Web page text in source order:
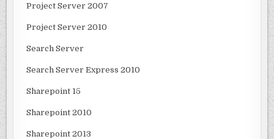
Project Server 2007
Project Server 2010
Search Server
Search Server Express 2010
Sharepoint 15
Sharepoint 2010
Sharepoint 2013